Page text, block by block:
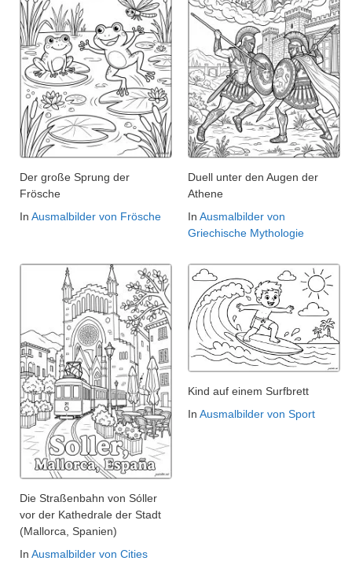
Der große Sprung der
Frösche
In Ausmalbilder von Frösche
Duell unter den Augen der
Athene
In Ausmalbilder von
Griechische Mythologie
Die Straßenbahn von Sóller
vor der Kathedrale der Stadt
(Mallorca, Spanien)
In Ausmalbilder von Cities
Kind auf einem Surfbrett
In Ausmalbilder von Sport